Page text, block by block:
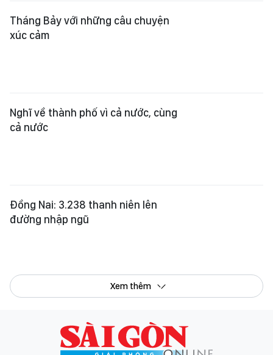
Tháng Bảy với những câu chuyện
xúc cảm
Nghĩ về thành phố vì cả nước, cùng
cả nước
Đồng Nai: 3.238 thanh niên lên
đường nhập ngũ
Xem thêm